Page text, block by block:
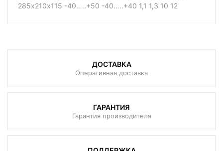
285х210х115 -40…..+50 -40…..+40 1,1 1,3 10 12
ДОСТАВКА
Оперативная доставка
ГАРАНТИЯ
Гарантия производителя